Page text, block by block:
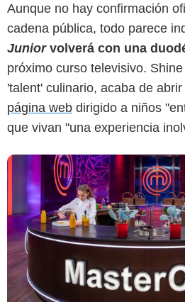
Aunque no hay confirmación
cadena pública, todo parece
Junior volverá con una
próximo curso televisivo.
'talent' culinario, acaba de abrir
página web dirigido a niños
que vivan "una experiencia